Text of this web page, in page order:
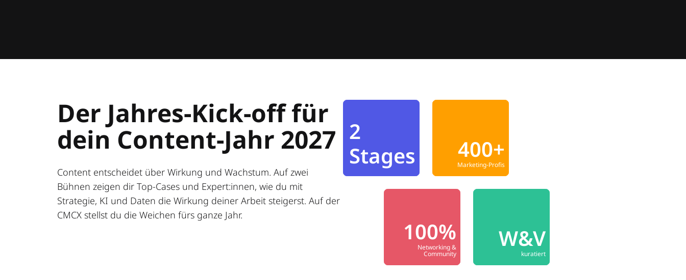
Der Jahres-Kick-off für
dein Content-Jahr 2027
Content entscheidet über Wirkung und Wachstum. Auf zwei
Bühnen zeigen dir Top-Cases und Expert:innen, wie du mit
Strategie, KI und Daten die Wirkung deiner Arbeit steigerst. Auf der
CMCX stellst du die Weichen fürs ganze Jahr.
2
Stages
400+
Marketing-Profis
100%
Networking &
Community
W&V
kuratiert